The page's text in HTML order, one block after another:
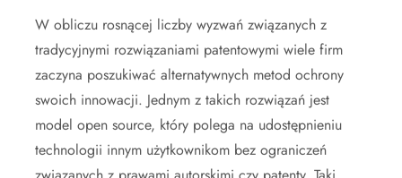
W obliczu rosnącej liczby wyzwań związanych z
tradycyjnymi rozwiązaniami patentowymi wiele firm
zaczyna poszukiwać alternatywnych metod ochrony
swoich innowacji. Jednym z takich rozwiązań jest
model open source, który polega na udostępnieniu
technologii innym użytkownikom bez ograniczeń